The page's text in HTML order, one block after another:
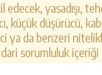
edecek, yasadışı,
küçük düşürücü,
ya da benzeri
sorumluluk